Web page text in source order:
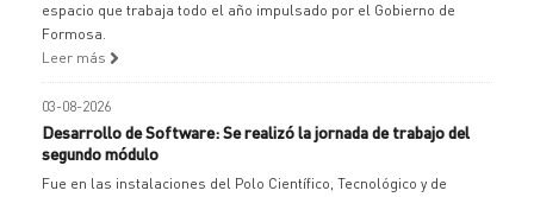
espacio que trabaja todo el año impulsado por el Gobierno de
Formosa.
Leer más
03-08-2026
Desarrollo de Software: Se realizó la jornada de trabajo del
segundo módulo
Fue en las instalaciones del Polo Científico, Tecnológico y de